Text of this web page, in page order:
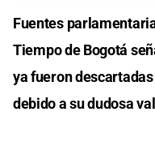
Fuentes
Tiempo de Bogotá
ya fueron
debido a su dudosa